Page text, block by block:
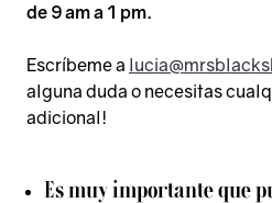
de 9 am a 1 pm.
Escríbeme a
alguna duda o necesitas
adicional!
Es muy importante que